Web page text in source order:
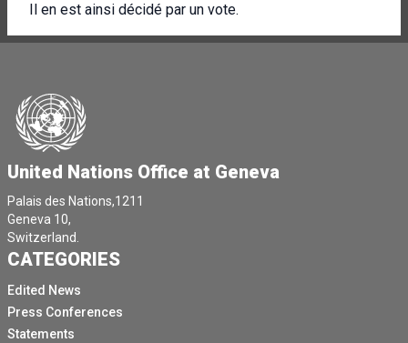
Il en est ainsi décidé par un vote.
Désolée.
[Autre langue parlée]
Y a-t-il une autre explication de vote sur la L.8 telle que
déjà révisée ?
Cela ne semble pas être le cas car il y a eu des
demandes de votes.
Ensuite, nous lancerons le processus de vote sur la
L.8 déjà révisée.
Les résultats sont les suivants.
[Autre langue parlée]
United Nations Office at Geneva
Palais des Nations,1211
Geneva 10,
Switzerland.
CATEGORIES
Edited News
Press Conferences
Statements